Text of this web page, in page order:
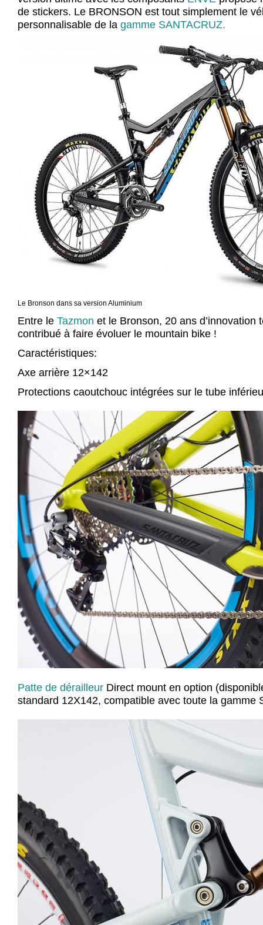
de stickers. Le BRONSON est tout simplement le
personnalisable de la gamme SANTACRUZ.
Le Bronson dans sa version Aluminium
Entre le Tazmon et le Bronson, 20 ans d’innovation
contribué à faire évoluer le mountain bike !
Caractéristiques:
Axe arrière 12×142
Protections caoutchouc intégrées sur le tube
Patte de dérailleur Direct mount en option
standard 12X142, compatible avec toute la gamme